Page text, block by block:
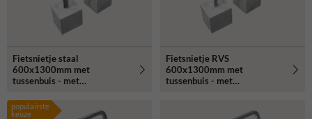
Fietsnietje staal
600x1300mm met
tussenbuis - met
Fietsnietje RVS
600x1300mm met
tussenbuis - met
populairste
keuze